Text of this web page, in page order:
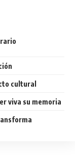
cultural
viva su memoria